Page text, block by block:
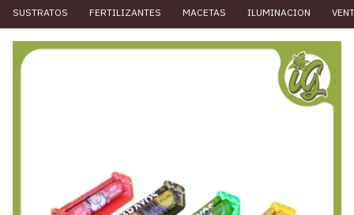
SUSTRATOS FERTILIZANTES MACETAS ILUMINACION